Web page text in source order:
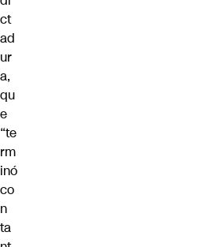
ct
ad
ur
a,
qu
e
“te
rm
inó
co
n
ta